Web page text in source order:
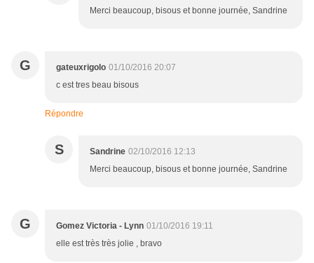
Merci beaucoup, bisous et bonne journée, Sandrine
G gateuxrigolo 01/10/2016 20:07
c est tres beau bisous
Répondre
S Sandrine 02/10/2016 12:13
Merci beaucoup, bisous et bonne journée, Sandrine
G Gomez Victoria - Lynn 01/10/2016 19:11
elle est très très jolie , bravo